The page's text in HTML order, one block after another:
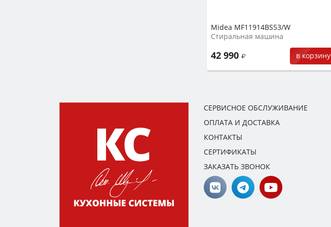
Midea MF11914BS53/W
Стиральная машина
42 990 в корзину
СЕРВИСНОЕ ОБСЛУЖИВАНИЕ
ОПЛАТА И ДОСТАВКА
КОНТАКТЫ
СЕРТИФИКАТЫ
ЗАКАЗАТЬ ЗВОНОК